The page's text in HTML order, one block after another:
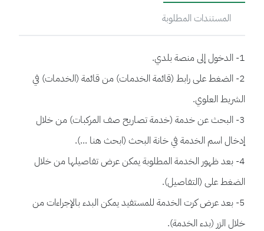
المستندات المطلوبة
1- الدخول إلى منصة بلدي.
2- الضغط على رابط (قائمة الخدمات) من قائمة (الخدمات) في
الشريط العلوي.
3- البحث عن خدمة (خدمة تصاريح صف المركبات) من خلال
إدخال اسم الخدمة في خانة البحث (ابحث هنا ...).
4- بعد ظهور الخدمة المطلوبة يمكن عرض تفاصيلها من خلال
الضغط على (التفاصيل).
5- بعد عرض كرت الخدمة للمستفيد يمكن البدء بالإجراءات من
خلال الزر (بدء الخدمة).